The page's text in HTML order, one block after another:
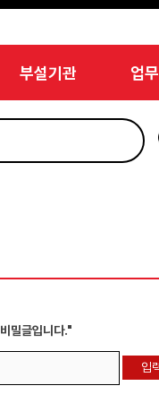
부설기관 업무
밀글입니다."